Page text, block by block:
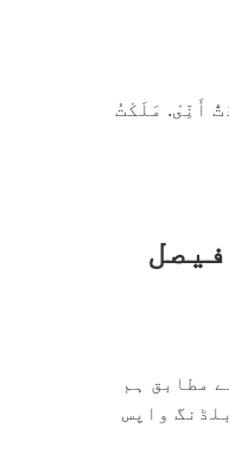
أَنِّىْ. مَلَكْتُ
– شاہ فیصل
25 اگست 2019ء معمول کے مطابق ہم
واپس